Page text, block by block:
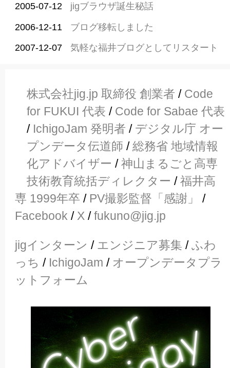
2005-07-12 jigブラウザ誕生秘話
2006-12-11 ブログ移転しました
2007-12-07 気軽な福井ブログとしてリスタート
株式会社jig.jp 取締役 創業者 / Code
for FUKUI 代表 / Code for Sabae 代表
/ IchigoJam 発明者 / デジタル庁 オー
プンデータ伝道師 /総務省 地域情報
化アドバイザー /神山まるごと高専
技術教育統括ディレクター /福井高
専 1999年卒 / PV撮影監督「感謝」
/
Facebook / X /fukuno@jig.jp
jigインターン / エンジニア募集 /ふわ
っち / IchigoJam / オープンデータプラ
ットフォーム